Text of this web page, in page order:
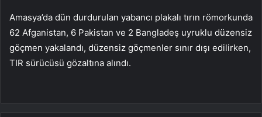
Amasya’da dün durdurulan yabancı plakalı tırın römorkunda
62 Afganistan, 6 Pakistan ve 2 Bangladeş uyruklu düzensiz
göçmen yakalandı, düzensiz göçmenler sınır dışı edilirken,
TIR sürücüsü gözaltına alındı.